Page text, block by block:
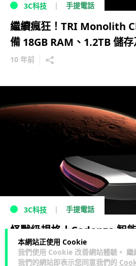
本網站正使用 Cookie
我們使用 Cookie 改善網站體驗。 繼
我們的網站即表示您同意我們的
3C科技 手提電話
繼續瘋狂！TRI Monolith
備 18GB RAM、1.2TB 儲
10 年前
3C科技 手提電話
怪獸級規格！Cadenza 智
RAM、1TB 儲存及 6,000 萬
10 年前